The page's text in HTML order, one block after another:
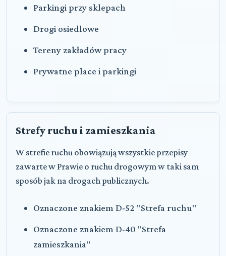
Parkingi przy sklepach
Drogi osiedlowe
Tereny zakładów pracy
Prywatne place i parkingi
Strefy ruchu i zamieszkania
W strefie ruchu obowiązują wszystkie przepisy
zawarte w Prawie o ruchu drogowym w taki sam
sposób jak na drogach publicznych.
Oznaczone znakiem D-52 "Strefa ruchu"
Oznaczone znakiem D-40 "Strefa
zamieszkania"